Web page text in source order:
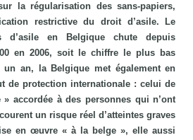
la régularisation des sans-papiers,
restrictive du droit d’asile. Le
d’asile en Belgique chute depuis
en 2006, soit le chiffre le plus bas
un an, la Belgique met également en
de protection internationale : celui de
accordée à des personnes qui n’ont
un risque réel d’atteintes graves
en œuvre « à la belge », elle aussi